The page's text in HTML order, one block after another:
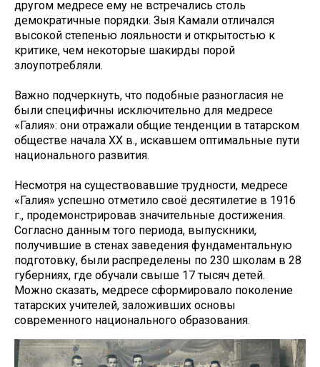
другом медресе ему не встречались столь
демократичные порядки. Зыя Камали отличался
высокой степенью лояльности и открытостью к
критике, чем некоторые шакирды порой
злоупотребляли.
Важно подчеркнуть, что подобные разногласия не
были специфичны исключительно для медресе
«Галия»: они отражали общие тенденции в татарском
обществе начала XX в., искавшем оптимальные пути
национального развития.
Несмотря на существовавшие трудности, медресе
«Галия» успешно отметило своё десятилетие в 1916
г., продемонстрировав значительные достижения.
Согласно данным того периода, выпускники,
получившие в стенах заведения фундаментальную
подготовку, были распределены по 230 школам в 28
губерниях, где обучали свыше 17 тысяч детей.
Можно сказать, медресе сформировало поколение
татарских учителей, заложивших основы
современного национального образования.